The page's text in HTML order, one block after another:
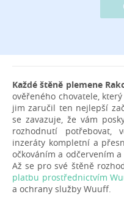
Každé štěně plemene
ověřeného chovatele,
jim zaručil ten nejlepší
se zavazuje, že vám
rozhodnutí potřebovat,
inzeráty kompletní a
očkováním a odčervením
Až se pro své štěně
platbu prostřednictvím
a ochrany služby Wuuff.